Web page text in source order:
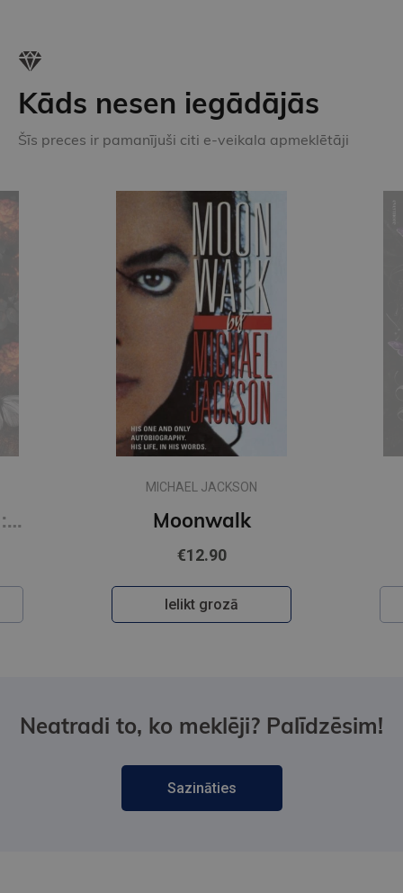
Kāds nesen iegādājās
Šīs preces ir pamanījuši citi e-veikala apmeklētāji
Hunting Adeline : #2 Cat and Mouse Duet (s)
MICHAEL JACKSON
Moonwalk
€12.90
Ielikt grozā
Neatradi to, ko meklēji? Palīdzēsim!
Sazināties